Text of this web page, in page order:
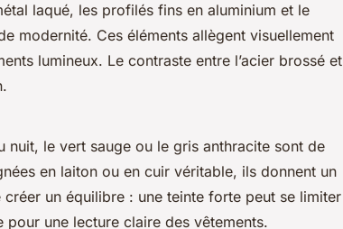
laqué, les profilés fins en aluminium et le
modernité. Ces éléments allègent visuellement
lumineux. Le contraste entre l’acier brossé et
nuit, le vert sauge ou le gris anthracite sont de
en laiton ou en cuir véritable, ils donnent un
un équilibre : une teinte forte peut se limiter
pour une lecture claire des vêtements.